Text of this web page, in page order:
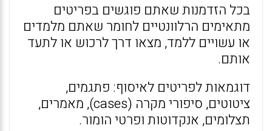
בכל הזדמנות שאתם פוגשים בפריטים
מתאימים הרלוונטיים לחומר שאתם מלמדים
או עשויים ללמד, מצאו דרך לרכוש או לתעד
אותם.
דוגמאות לפריטים לאיסוף: פתגמים,
ציטוטים, סיפורי מקרה (cases), מאמרים,
תצלומים, אנקדוטות ופרטי הומור.